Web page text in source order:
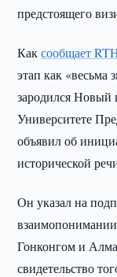
предстоящего
Каксообщает
этап как «весьма
зародился Новый
Университете
объявил об
исторической
Он указал на
Гонконгом и
свидетельство